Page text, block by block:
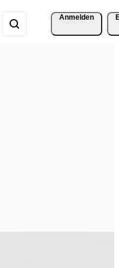
Anmelden